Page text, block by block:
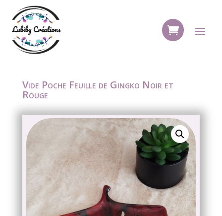
Vide Poche Feuille de Gingko Noir et
Rouge